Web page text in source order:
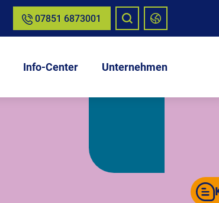
07851 6873001
Info-Center Unternehmen